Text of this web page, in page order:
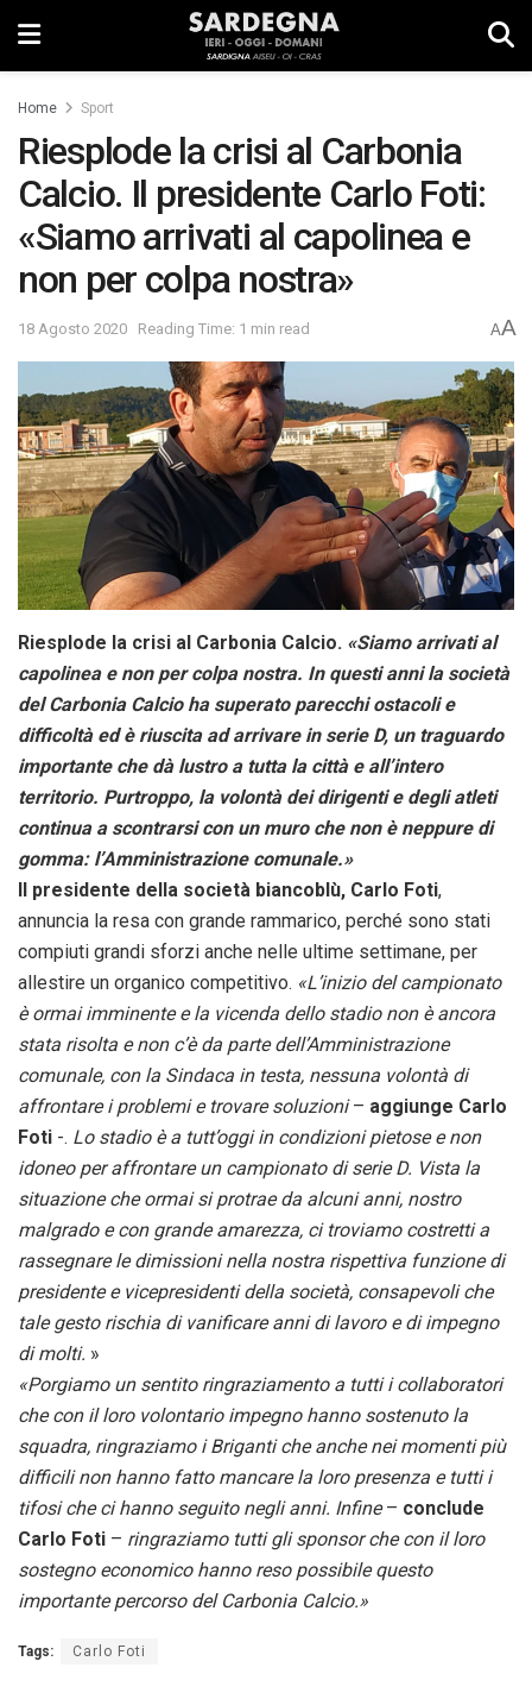
Home Sport
Riesplode la crisi al Carbonia
Calcio. Il presidente Carlo Foti:
«Siamo arrivati al capolinea e
non per colpa nostra»
18 Agosto 2020 Reading Time: 1 min read AA
Riesplode la crisi al Carbonia Calcio. «Siamo arrivati al
capolinea e non per colpa nostra. In questi anni la società
del Carbonia Calcio ha superato parecchi ostacoli e
difficoltà ed è riuscita ad arrivare in serie D, un traguardo
importante che dà lustro a tutta la città e all’intero
territorio. Purtroppo, la volontà dei dirigenti e degli atleti
continua a scontrarsi con un muro che non è neppure di
gomma: l’Amministrazione comunale.»
Il presidente della società biancoblù, Carlo Foti,
annuncia la resa con grande rammarico, perché sono stati
compiuti grandi sforzi anche nelle ultime settimane, per
allestire un organico competitivo. «L’inizio del campionato
è ormai imminente e la vicenda dello stadio non è ancora
stata risolta e non c’è da parte dell’Amministrazione
comunale, con la Sindaca in testa, nessuna volontà di
affrontare i problemi e trovare soluzioni– aggiunge Carlo
Foti -. Lo stadio è a tutt’oggi in condizioni pietose e non
idoneo per affrontare un campionato di serie D. Vista la
situazione che ormai si protrae da alcuni anni, nostro
malgrado e con grande amarezza, ci troviamo costretti a
rassegnare le dimissioni nella nostra rispettiva funzione di
presidente e vicepresidenti della società, consapevoli che
tale gesto rischia di vanificare anni di lavoro e di impegno
di molti. »
«Porgiamo un sentito ringraziamento a tutti i collaboratori
che con il loro volontario impegno hanno sostenuto la
squadra, ringraziamo i Briganti che anche nei momenti più
difficili non hanno fatto mancare la loro presenza e tutti i
tifosi che ci hanno seguito negli anni. Infine– conclude
Carlo Foti – ringraziamo tutti gli sponsor che con il loro
sostegno economico hanno reso possibile questo
importante percorso del Carbonia Calcio.»
Tags: Carlo Foti